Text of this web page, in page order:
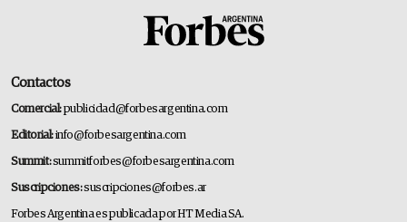
Contactos
Comercial:publicidad@forbesargentina.com
Editorial:info@forbesargentina.com
Summit:summitforbes@forbesargentina.com
Suscripciones:suscripciones@forbes.ar
Forbes Argentina es publicada por HT Media SA.